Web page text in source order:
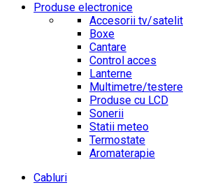
Produse electronice
Accesorii tv/satelit
Boxe
Cantare
Control acces
Lanterne
Multimetre/testere
Produse cu LCD
Sonerii
Statii meteo
Termostate
Aromaterapie
Cabluri